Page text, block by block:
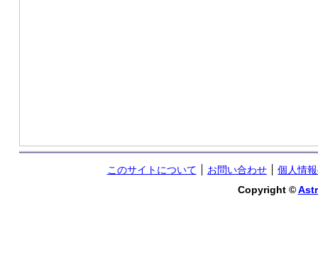
このサイトについて お問い合わせ
個人情
Copyright ©